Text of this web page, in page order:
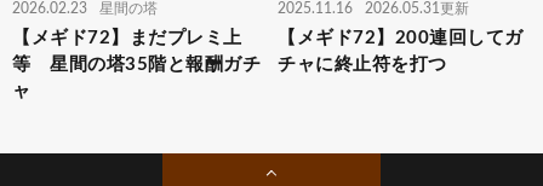
2026.02.23 星間の塔
【メギド72】まだプレミ上
等 星間の塔35階と報酬ガチ
ャ
2025.11.16 2026.05.31更新
【メギド72】200連回してガ
チャに終止符を打つ